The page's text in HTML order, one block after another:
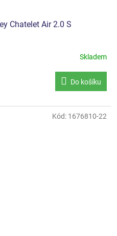
Chatelet Air 2.0 S
Skladem
Do košíku
Kód: 1676810-22